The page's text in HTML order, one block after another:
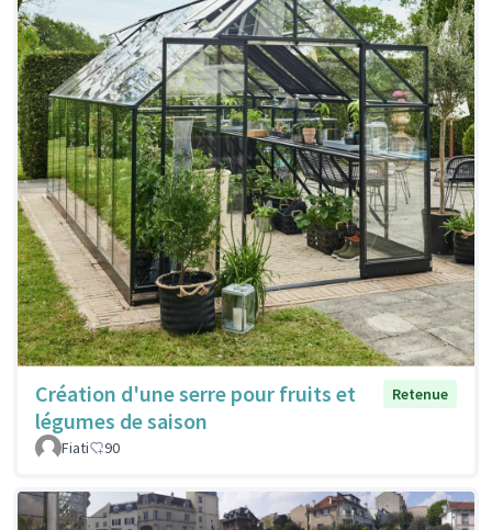
Création d'une serre pour fruits et
légumes de saison
Retenue
Fiati 90